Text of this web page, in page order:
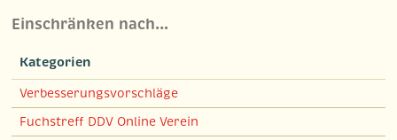
Einschränken nach…
Kategorien
Verbesserungsvorschläge
Fuchstreff DDV Online Verein